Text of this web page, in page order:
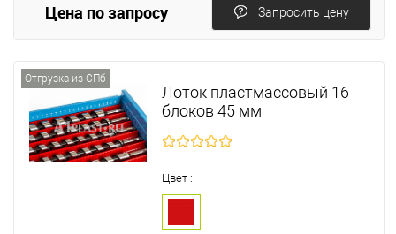
Цена по запросу Запросить цену
Отгрузка из СПб
Лоток пластмассовый 16
блоков 45 мм
Цвет :